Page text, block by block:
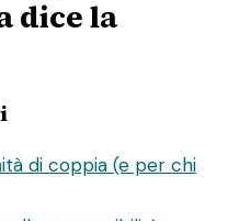
dice la
di coppia (e per chi